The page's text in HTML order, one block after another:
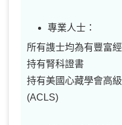
專業人士：
所有謢士均為有豐富
持有腎科證書
持有美國心藏學會高
(ACLS)